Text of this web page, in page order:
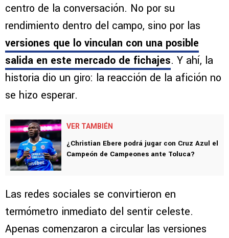
centro de la conversación. No por su
rendimiento dentro del campo, sino por las
versiones que lo vinculan con una posible
salida en este mercado de fichajes. Y ahí, la
historia dio un giro: la reacción de la afición no
se hizo esperar.
VER TAMBIÉN
¿Christian Ebere podrá jugar con Cruz Azul el
Campeón de Campeones ante Toluca?
Las redes sociales se convirtieron en
termómetro inmediato del sentir celeste.
Apenas comenzaron a circular las versiones